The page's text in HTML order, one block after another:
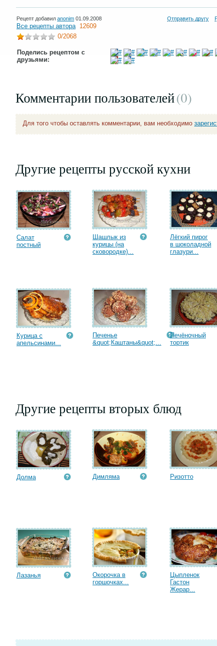
Рецепт добавил anonim 01.09.2008 Отправить другу
Все рецепты автора 12609
0/2068
Поделись рецептом с
друзьями:
Комментарии пользователей(0)
Для того чтобы оставлять комментарии, вам необходимо
Другие рецепты русской кухни
Салат
постный
Шашлык из
курицы (на
сковородке)...
Лёгкий пирог
в шоколадной
глазури...
Курица с
апельсинами...
Печенье
&quot;Каштаны&quot;...
Печёночный
тортик
Другие рецепты вторых блюд
Долма Димляма Ризотто
Лазанья
Окорочка в
горшочках...
Цыпленок
Гастон
Жерар...